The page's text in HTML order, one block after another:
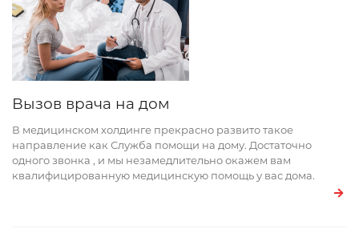
Вызов врача на дом
В медицинском холдинге прекрасно развито такое
направление как Служба помощи на дому. Достаточно
одного звонка , и мы незамедлительно окажем вам
квалифицированную медицинскую помощь у вас дома.